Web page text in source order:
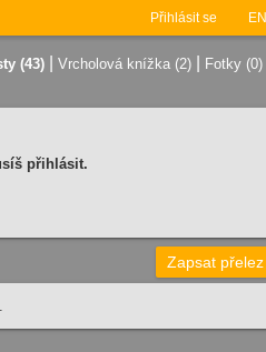
Přihlásit se EN
(43) Vrcholová knížka (2) Fotky (0)
přihlásit.
Zapsat přelez